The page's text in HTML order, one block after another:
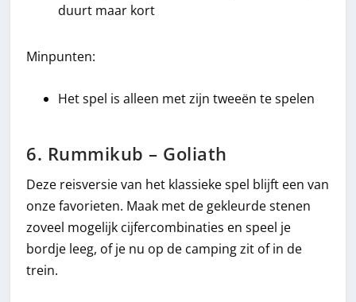
duurt maar kort
Minpunten:
Het spel is alleen met zijn tweeën te spelen
6. Rummikub – Goliath
Deze reisversie van het klassieke spel blijft een van
onze favorieten. Maak met de gekleurde stenen
zoveel mogelijk cijfercombinaties en speel je
bordje leeg, of je nu op de camping zit of in de
trein.